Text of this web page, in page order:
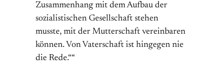
Zusammenhang mit dem Aufbau der
sozialistischen Gesellschaft stehen
musste, mit der Mutterschaft vereinbaren
können. Von Vaterschaft ist hingegen nie
die Rede.““